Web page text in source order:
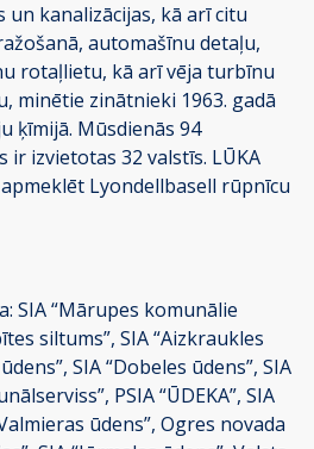
kanalizācijas, kā arī citu
automašīnu detaļu,
rotaļlietu, kā arī vēja turbīnu
minētie zinātnieki 1963. gadā
ķīmijā. Mūsdienās 94
ir izvietotas 32 valstīs. LŪKA
Lyondellbasell rūpnīcu
SIA “Mārupes komunālie
siltums”, SIA “Aizkraukles
SIA “Dobeles ūdens”, SIA
PSIA “ŪDEKA”, SIA
ūdens”, Ogres novada